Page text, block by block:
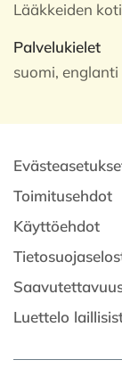
Lääkkeiden
Palvelukielet
suomi, englanti
Toimitusehdot
Käyttöehdot
Luettelo